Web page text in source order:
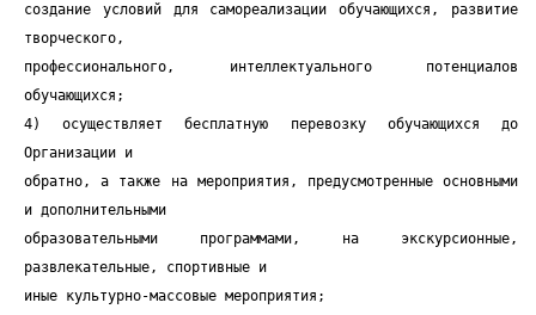
создание условий для самореализации обучающихся, развитие
творческого,
профессионального, интеллектуального потенциалов
обучающихся;
4) осуществляет бесплатную перевозку обучающихся до
Организации и
обратно, а также на мероприятия, предусмотренные основными
и дополнительными
образовательными программами, на экскурсионные,
развлекательные, спортивные и
иные культурно-массовые мероприятия;